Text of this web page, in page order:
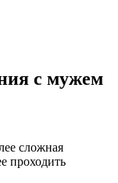
с мужем
сложная
проходить